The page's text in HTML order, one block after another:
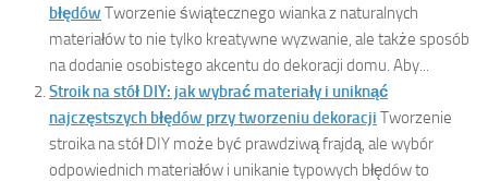
błędów Tworzenie świątecznego wianka z naturalnych
materiałów to nie tylko kreatywne wyzwanie, ale także sposób
na dodanie osobistego akcentu do dekoracji domu. Aby...
Stroik na stół DIY: jak wybrać materiały i uniknąć
najczęstszych błędów przy tworzeniu dekoracji Tworzenie
stroika na stół DIY może być prawdziwą frajdą, ale wybór
odpowiednich materiałów i unikanie typowych błędów to